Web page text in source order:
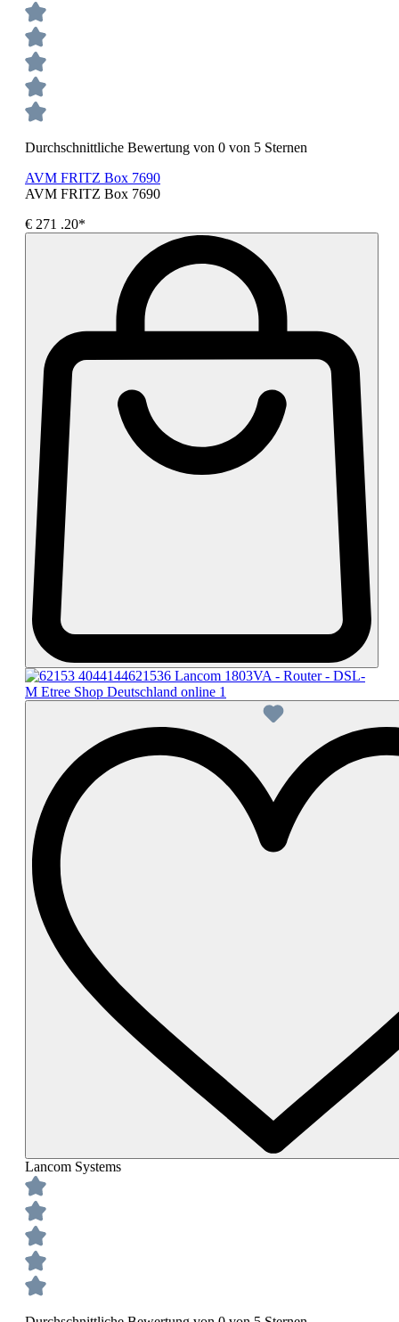
Durchschnittliche Bewertung von 0 von 5 Sternen
AVM FRITZ Box 7690
AVM FRITZ Box 7690
€ 271 .20*
Lancom Systems